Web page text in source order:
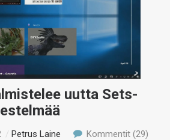
uutta Sets-
/Petrus Laine Kommentit (29)